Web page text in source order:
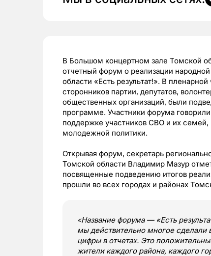
В Большом концертном зале Томской
отчетный форум о реализации
области «Есть результат!». В
сторонников партии, депутатов,
общественных организаций, были
программе. Участники форума
поддержке участников СВО и их
молодежной политики.
Открывая форум, секретарь
Томской области Владимир Мазур
посвященные подведению итогов
прошли во всех городах и районах
«Название форума — «Есть
мы действительно многое сделали
цифры в отчетах. Это
жители каждого района, каждого